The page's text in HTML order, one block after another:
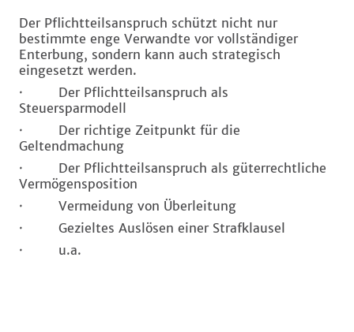
Der Pflichtteilsanspruch schützt nicht nur
bestimmte enge Verwandte vor vollständiger
Enterbung, sondern kann auch strategisch
eingesetzt werden.
· Der Pflichtteilsanspruch als
Steuersparmodell
· Der richtige Zeitpunkt für die
Geltendmachung
· Der Pflichtteilsanspruch als güterrechtliche
Vermögensposition
· Vermeidung von Überleitung
· Gezieltes Auslösen einer Strafklausel
· u.a.